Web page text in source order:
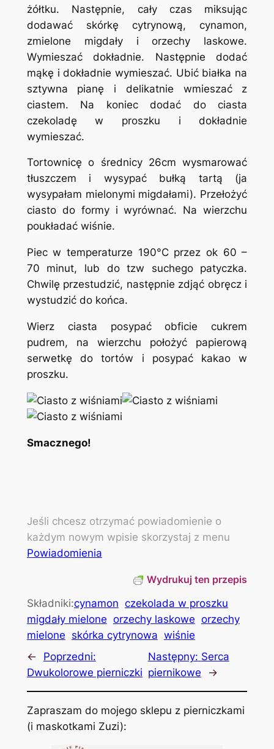
żółtku. Następnie, cały czas miksując
dodawać skórkę cytrynową, cynamon,
zmielone migdały i orzechy laskowe.
Wymieszać dokładnie. Następnie dodać
mąkę i dokładnie wymieszać. Ubić białka na
sztywna pianę i delikatnie wmieszać z
ciastem. Na koniec dodać do ciasta
czekoladę w proszku i dokładnie
wymieszać.
Tortownicę o średnicy 26cm wysmarować
tłuszczem i wysypać bułką tartą (ja
wysypałam mielonymi migdałami). Przełożyć
ciasto do formy i wyrównać. Na wierzchu
poukładać wiśnie.
Piec w temperaturze 190°C przez ok 60 –
70 minut, lub do tzw suchego patyczka.
Chwilę przestudzić, następnie zdjąć obręcz i
wystudzić do końca.
Wierz ciasta posypać obficie cukrem
pudrem, na wierzchu położyć papierową
serwetkę do tortów i posypać kakao w
proszku.
Smacznego!
Jeśli chcesz otrzymać powiadomienie o
każdym nowym wpisie skorzystaj z menu
Powiadomienia
Wydrukuj ten przepis
Składniki:cynamon czekolada w proszku
migdały mielone orzechy laskowe orzechy
mielone skórka cytrynowa wiśnie
←
Poprzedni:
Dwukolorowe pierniczki
Następny: Serca
piernikowe
→
Zapraszam do mojego sklepu z pierniczkami
(i maskotkami Zuzi):